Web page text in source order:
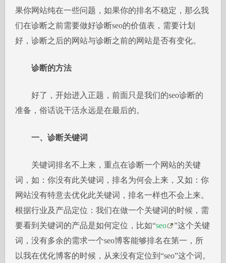
果你网站纯在一些问题，如果你的排名不稳定，那么我
们在诊断之前需要做好诊断seo的价值表，需要计划
好，诊断之后的网站与诊断之前的网站是否有变化。
诊断的方法
好了，开始进入正题，前面只是我们的seo诊断的
准备，俗话说干活永远是在最后的。
一、诊断关键词
关键词排名不上来，重点在诊断一个网站的关键
词，如：你没有此关键词，排名为何会上来，又如：你
网站没有特意去优化此关键词，排名一样也不会上来。
根据行业及产品定位：我们在做一个关键词的时候，需
要看到关键词的产品是如何定位，比如“seo
”这个关键
词，没有多余的需求一个seo博客能够排名在第一，所
以我在优化博客的时候，从来没有定位到“seo”这个词。